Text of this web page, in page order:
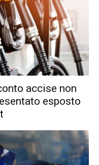
accise non
esposto